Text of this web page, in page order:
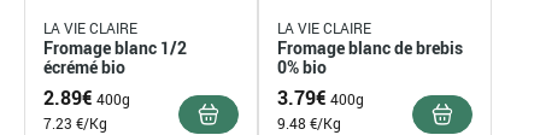
LA VIE CLAIRE
Fromage blanc 1/2
écrémé bio
2.89€ 400g
7.23 €/Kg
LA VIE CLAIRE
Fromage blanc de brebis
0% bio
3.79€ 400g
9.48 €/Kg